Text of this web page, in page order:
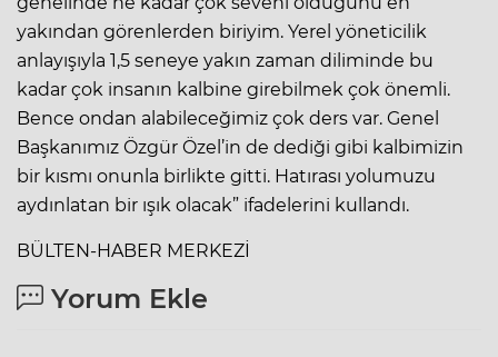
yakından görenlerden biriyim. Yerel yöneticilik
anlayışıyla 1,5 seneye yakın zaman diliminde bu
kadar çok insanın kalbine girebilmek çok önemli.
Bence ondan alabileceğimiz çok ders var. Genel
Başkanımız Özgür Özel’in de dediği gibi kalbimizin
bir kısmı onunla birlikte gitti. Hatırası yolumuzu
aydınlatan bir ışık olacak” ifadelerini kullandı.
BÜLTEN-HABER MERKEZİ
Yorum Ekle